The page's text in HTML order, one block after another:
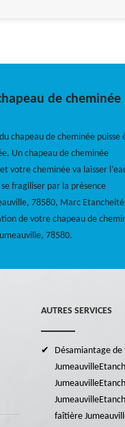
de cheminée
chapeau de cheminée puisse
Un chapeau de cheminée
votre cheminée va laisser
fragiliser par la présence
78580, Marc
de votre chapeau de
78580.
AUTRES SERVICES
Désamiantage
Jumeauville
Jumeauville
Jumeauville
faîtière